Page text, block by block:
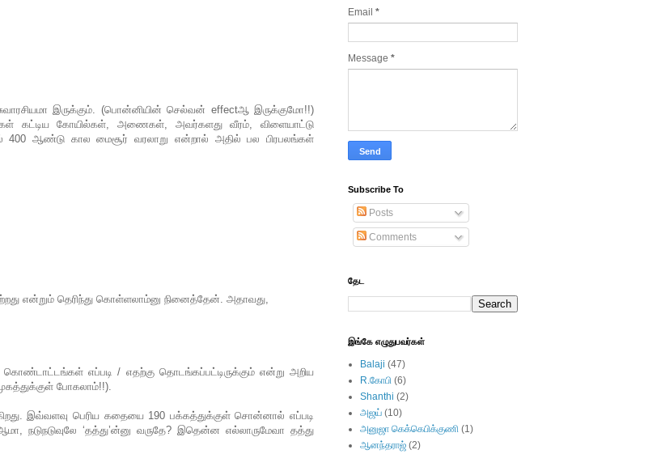
இருக்கும். (பொன்னியின் செல்வன் effectஆ இருக்குமோ!!)
கட்டிய கோயில்கள், அணைகள், அவர்களது வீரம், விளையாட்டு
400 ஆண்டு கால மைசூர் வரலாறு என்றால் அதில் பல பிரபலங்கள்
என்றும் தெரிந்து கொள்ளலாம்னு நினைத்தேன். அதாவது,
எப்படி / எதற்கு தொடங்கப்பட்டிருக்கும் என்று அறிய
போகலாம்!!).
இவ்வளவு பெரிய கதையை 190 பக்கத்துக்குள் சொன்னால் எப்படி
‘தத்து’ன்னு வருதே? இதென்ன எல்லாருமேவா தத்து
Email *
Message *
Subscribe To
Posts
Comments
தேட
இங்கே எழுதுபவர்கள்
Balaji (47)
R.கோபி (6)
Shanthi (2)
அஜய் (10)
அனுஜா கெக்கெபிக்குணி (1)
ஆனந்தராஜ் (2)